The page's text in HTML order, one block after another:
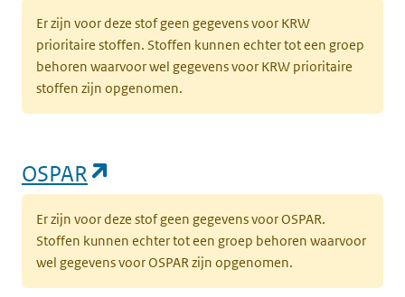
Er zijn voor deze stof geen gegevens voor KRW
prioritaire stoffen. Stoffen kunnen echter tot een groep
behoren waarvoor wel gegevens voor KRW prioritaire
stoffen zijn opgenomen.
OSPAR
Er zijn voor deze stof geen gegevens voor OSPAR.
Stoffen kunnen echter tot een groep behoren waarvoor
wel gegevens voor OSPAR zijn opgenomen.